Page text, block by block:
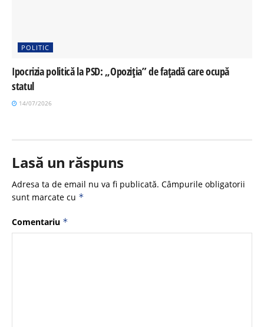
POLITIC
Ipocrizia politică la PSD: „Opoziția” de fațadă care ocupă
statul
14/07/2026
Lasă un răspuns
Adresa ta de email nu va fi publicată. Câmpurile obligatorii
sunt marcate cu *
Comentariu *